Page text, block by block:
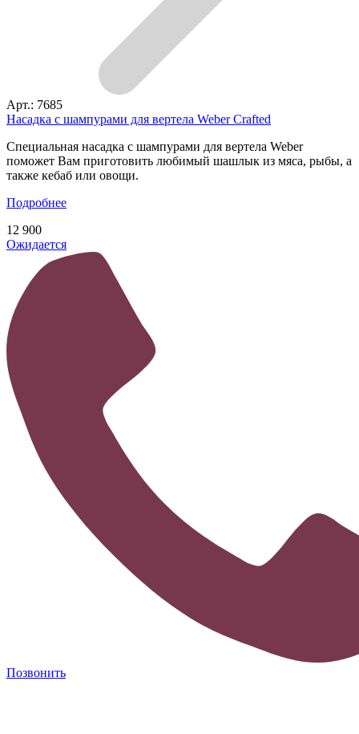
Арт.: 7685
Насадка с шампурами для вертела Weber Crafted
Специальная насадка с шампурами для вертела Weber
поможет Вам приготовить любимый шашлык из мяса, рыбы, а
также кебаб или овощи.
Подробнее
12 900
Ожидается
Позвонить